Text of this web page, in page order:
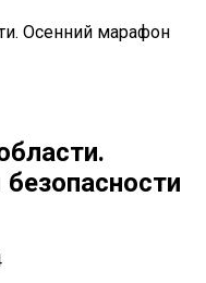
Осенний марафон